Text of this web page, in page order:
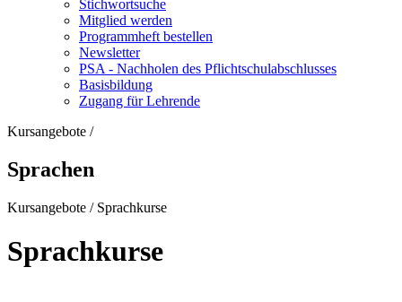
Stichwortsuche
Mitglied werden
Programmheft bestellen
Newsletter
PSA - Nachholen des Pflichtschulabschlusses
Basisbildung
Zugang für Lehrende
Kursangebote /
Sprachen
Kursangebote / Sprachkurse
Sprachkurse